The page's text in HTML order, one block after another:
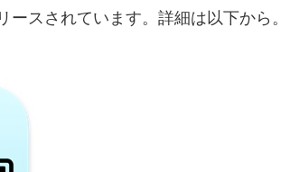
スされています。詳細は以下から。